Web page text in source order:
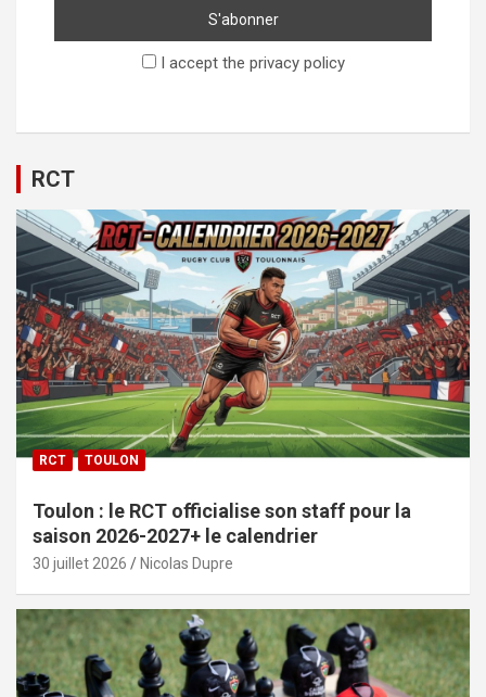
I accept the privacy policy
RCT
RCT TOULON
Toulon : le RCT officialise son staff pour la
saison 2026-2027+ le calendrier
30 juillet 2026 Nicolas Dupre